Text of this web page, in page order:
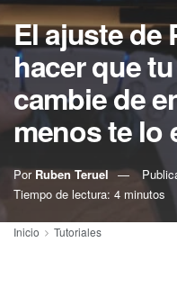
El ajuste de
hacer que
cambie de
menos te lo
Por Ruben Teruel
Tiempo de lectura: 4 minutos
Inicio Tutoriales